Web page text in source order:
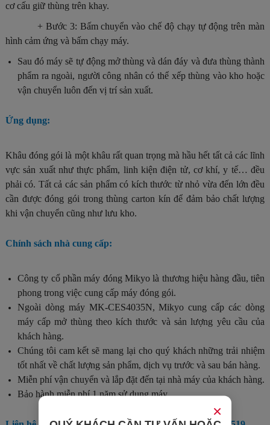
cơ cấu giữ thùng trên khay.
+ Bước 3: Bấm chuyển vào chế độ chạy tự động trên màn
hình cảm ứng và bấm chạy máy.
Sau đó máy sẽ tự động mở thùng và dán đáy và đưa thùng thành
phẩm ra ngoài, người công nhân có thể xếp thùng vào kho hoặc
vận chuyển luôn đến vị trí sản xuất.
Ứng dụng:
Khâu đóng gói là một khâu rất quan trọng mà hầu hết tất cả các lĩnh
vực sản xuất như thực phẩm, linh kiện điện tử, cơ khí, y tế… đều
phải có. Tất cả các sản phẩm có kích thước từ nhỏ vừa đến lớn đều
cần được đóng gói trong thùng carton kín để đảm bảo chất lượng
khi vận chuyển cũng như lưu kho.
Chính sách nhà cung cấp:
Công ty cổ phần máy đóng Mikyo là thương hiệu hàng đầu, tiên
phong trong việc cung cấp máy đóng gói.
Ngoài dòng máy MK-CES4035N, Mikyo cung cấp các dòng
máy cấp mở thùng theo kích thước và sản lượng yêu cầu của
khách hàng.
Chúng tôi cam kết sẽ mang lại cho quý khách những trải nhiệm
tốt nhất về chất lượng sản phẩm, dịch vụ trước và sau bán hàng.
Miễn phí vận chuyển và lắp đặt đến tại nhà máy của khách hàng.
Bảo hành miễn phí 1 năm sử dụng máy.
×